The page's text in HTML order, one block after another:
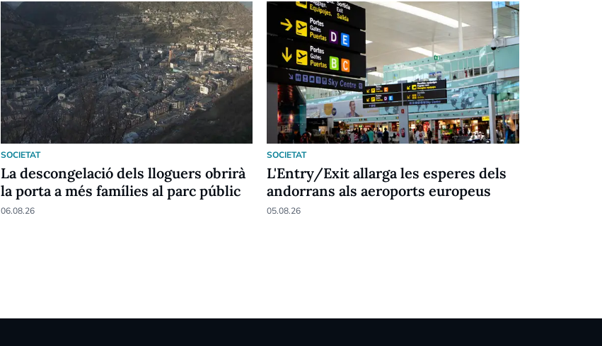
SOCIETAT
La descongelació dels lloguers obrirà
la porta a més famílies al parc públic
06.08.26
SOCIETAT
L'Entry/Exit allarga les esperes dels
andorrans als aeroports europeus
05.08.26